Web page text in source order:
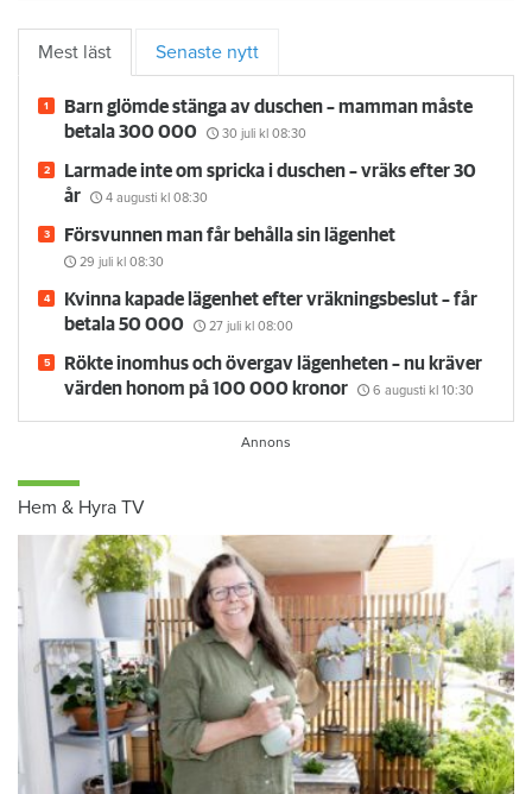
Mest läst Senaste nytt
Barn glömde stänga av duschen – mamman måste
betala 300 000
30 juli kl 08:30
Larmade inte om spricka i duschen – vräks efter 30
år
4 augusti kl 08:30
Försvunnen man får behålla sin lägenhet
29 juli kl 08:30
Kvinna kapade lägenhet efter vräkningsbeslut – får
betala 50 000
27 juli kl 08:00
Rökte inomhus och övergav lägenheten – nu kräver
värden honom på 100 000 kronor
6 augusti kl 10:30
Hem & Hyra TV